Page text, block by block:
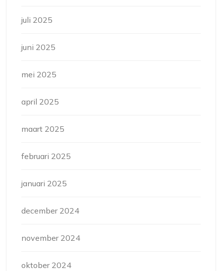
juli 2025
juni 2025
mei 2025
april 2025
maart 2025
februari 2025
januari 2025
december 2024
november 2024
oktober 2024